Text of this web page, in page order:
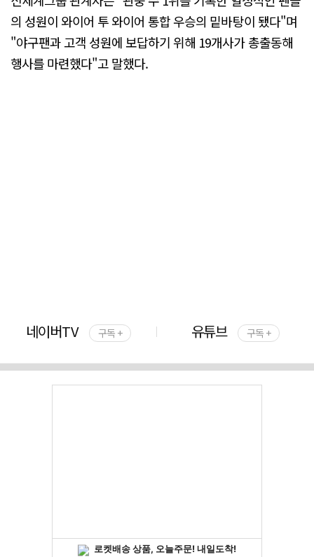
의 성원이 와이어 투 와이어 통합 우승의 밑바탕이 됐다"며
"야구팬과 고객 성원에 보답하기 위해 19개사가 총출동해
행사를 마련했다"고 말했다.
네이버TV 구독 + 유튜브 구독 +